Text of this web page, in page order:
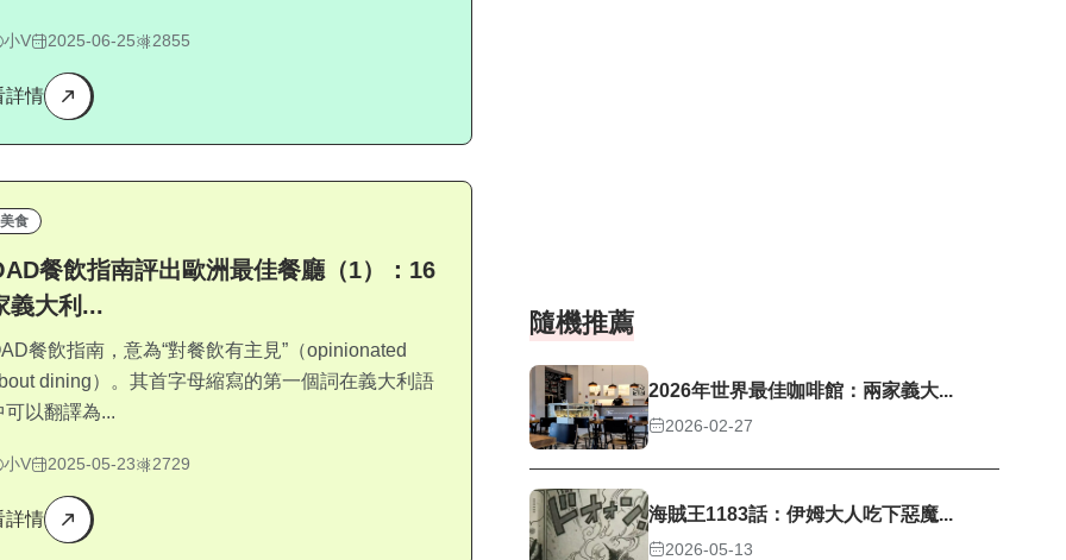
小V 2025-06-25 2855
詳情
美食
餐飲指南評出歐洲最佳餐廳（1）：16
義大利...
餐飲指南，意為“對餐飲有主見”（opinionated
dining）。其首字母縮寫的第一個詞在義大利語
可以翻譯為...
小V 2025-05-23 2729
詳情
隨機推薦
2026年世界最佳咖啡館：兩家義大...
2026-02-27
海賊王1183話：伊姆大人吃下惡魔...
2026-05-13